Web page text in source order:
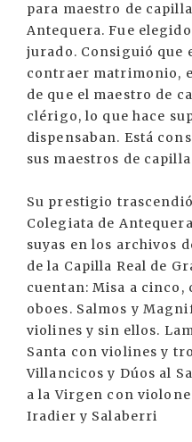
para maestro de
Antequera. Fue
jurado. Consiguió que
contraer matrimonio,
de que el maestro de
clérigo, lo que hace
dispensaban. Está
sus maestros de
Su prestigio
Colegiata de
suyas en los archivos
de la Capilla Real de
cuentan: Misa a
oboes. Salmos y
violines y sin ellos.
Santa con violines y
Villancicos y Dúos al
a la Virgen con
Iradier y Salaberri